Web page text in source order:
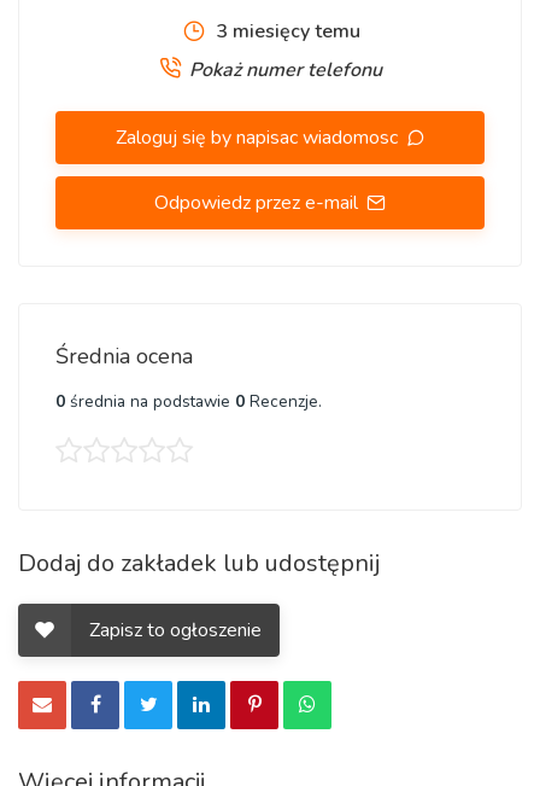
3 miesięcy temu
Pokaż numer telefonu
Zaloguj się by napisac wiadomosc
Odpowiedz przez e-mail
Średnia ocena
0 średnia na podstawie 0 Recenzje.
Dodaj do zakładek lub udostępnij
Zapisz to ogłoszenie